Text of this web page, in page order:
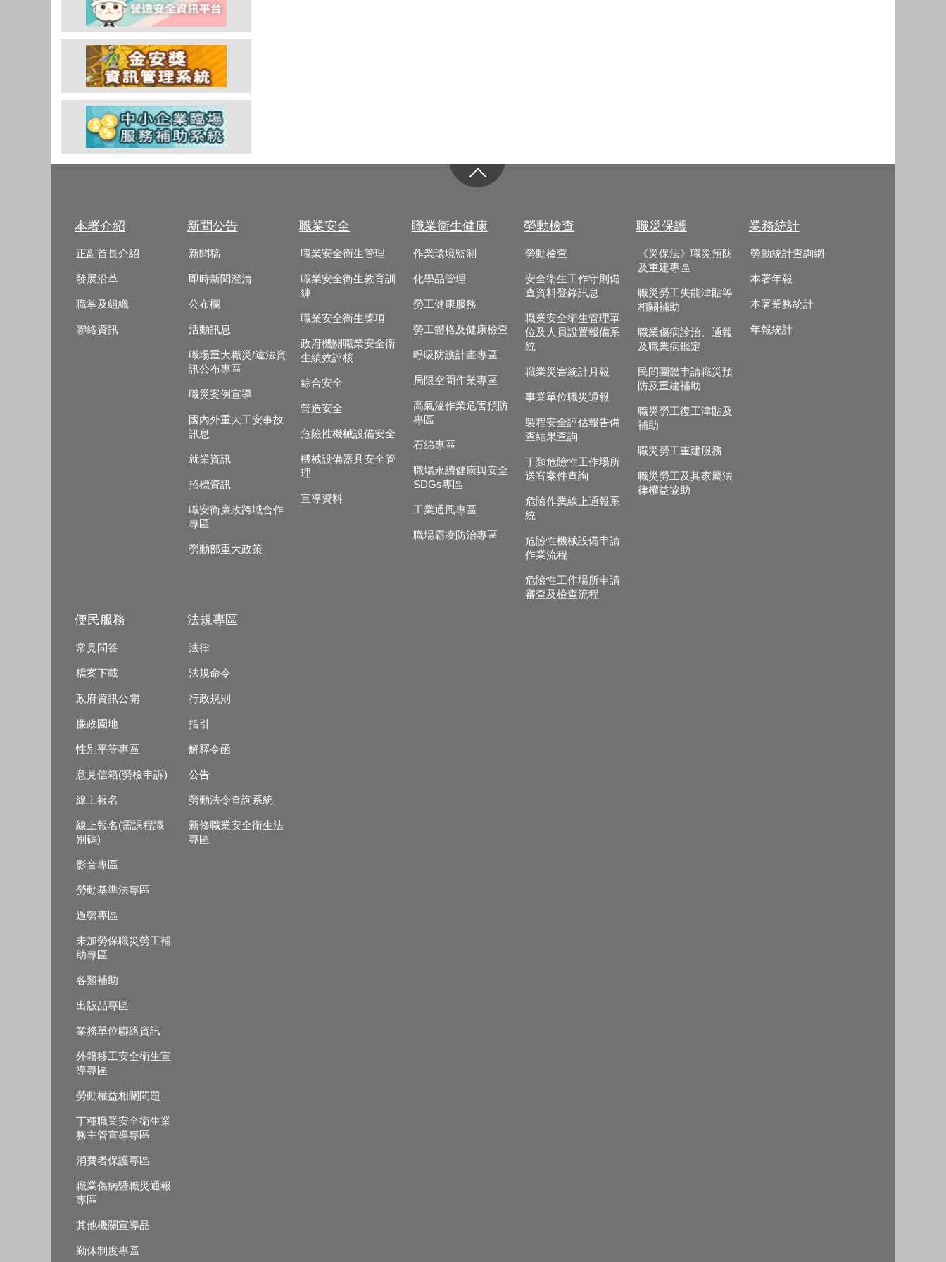
本署介紹
正副首長介紹
發展沿革
職掌及組織
聯絡資訊
新聞公告
新聞稿
即時新聞澄清
公布欄
活動訊息
職場重大職災/違法資
訊公布專區
職災案例宣導
國內外重大工安事故
訊息
就業資訊
招標資訊
職安衛廉政跨域合作
專區
勞動部重大政策
職業安全
職業安全衛生管理
職業安全衛生教育訓
練
職業安全衛生獎項
政府機關職業安全衛
生績效評核
綜合安全
營造安全
危險性機械設備安全
機械設備器具安全管
理
宣導資料
職業衛生健康
作業環境監測
化學品管理
勞工健康服務
勞工體格及健康檢查
呼吸防護計畫專區
局限空間作業專區
高氣溫作業危害預防
專區
石綿專區
職場永續健康與安全
SDGs專區
工業通風專區
職場霸凌防治專區
勞動檢查
勞動檢查
安全衛生工作守則備
查資料登錄訊息
職業安全衛生管理單
位及人員設置報備系
統
職業災害統計月報
事業單位職災通報
製程安全評估報告備
查結果查詢
丁類危險性工作場所
送審案件查詢
危險作業線上通報系
統
危險性機械設備申請
作業流程
危險性工作場所申請
審查及檢查流程
職災保護
《災保法》職災預防
及重建專區
職災勞工失能津貼等
相關補助
職業傷病診治、通報
及職業病鑑定
民間團體申請職災預
防及重建補助
職災勞工復工津貼及
補助
職災勞工重建服務
職災勞工及其家屬法
律權益協助
業務統計
勞動統計查詢網
本署年報
本署業務統計
年報統計
便民服務
常見問答
檔案下載
政府資訊公開
廉政園地
性別平等專區
意見信箱(勞檢申訴)
線上報名
線上報名(需課程識
別碼)
影音專區
勞動基準法專區
過勞專區
未加勞保職災勞工補
助專區
各類補助
出版品專區
業務單位聯絡資訊
外籍移工安全衛生宣
導專區
勞動權益相關問題
丁種職業安全衛生業
務主管宣導專區
消費者保護專區
職業傷病暨職災通報
專區
其他機關宣導品
勤休制度專區
法規專區
法律
法規命令
行政規則
指引
解釋令函
公告
勞動法令查詢系統
新修職業安全衛生法
專區